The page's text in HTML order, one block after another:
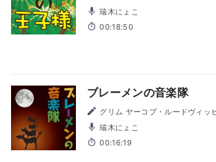
ルヘルム・カール
瑞木にょこ
00:18:50
ブレーメンの音楽隊
ルヘルム・カール
瑞木にょこ
00:16:19